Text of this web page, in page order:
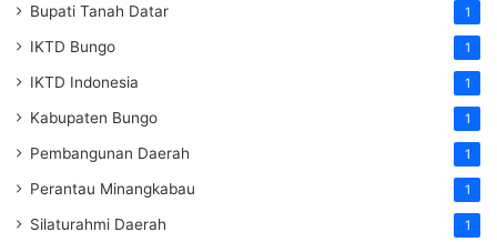
Bupati Tanah Datar 1
IKTD Bungo 1
IKTD Indonesia 1
Kabupaten Bungo 1
Pembangunan Daerah 1
Perantau Minangkabau 1
Silaturahmi Daerah 1